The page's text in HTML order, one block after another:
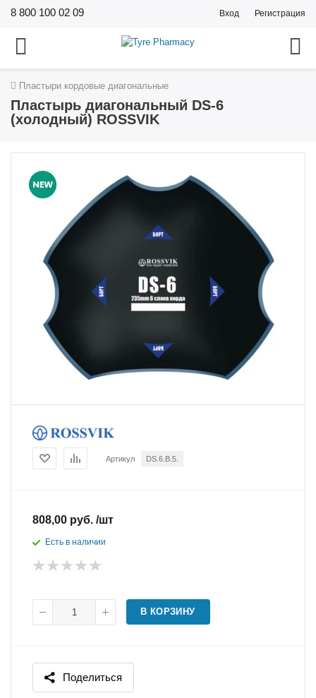
8 800 100 02 09 Вход Регистрация
Пластыри кордовые диагональные
Пластырь диагональный DS-6
(холодный) ROSSVIK
Артикул DS.6.B.5.
808,00 руб. /шт
Есть в наличии
В КОРЗИНУ
Поделиться